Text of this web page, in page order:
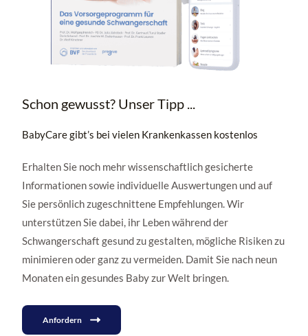
Schon gewusst? Unser Tipp ...
BabyCare gibt’s bei vielen Krankenkassen kostenlos
Erhalten Sie noch mehr wissenschaftlich gesicherte
Informationen sowie individuelle Auswertungen und auf
Sie persönlich zugeschnittene Empfehlungen. Wir
unterstützen Sie dabei, ihr Leben während der
Schwangerschaft gesund zu gestalten, mögliche Risiken zu
minimieren oder ganz zu vermeiden. Damit Sie nach neun
Monaten ein gesundes Baby zur Welt bringen.
Anfordern